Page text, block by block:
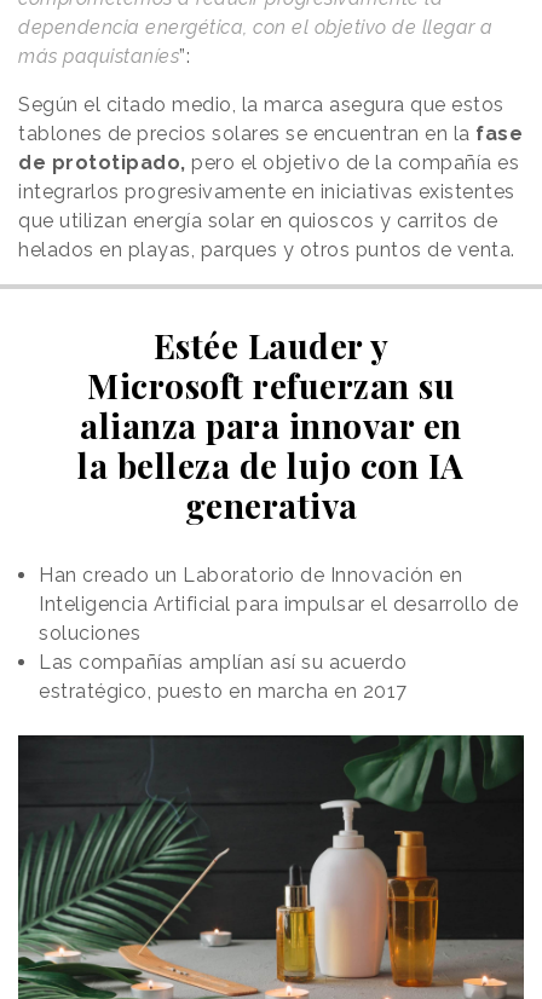
dependencia energética, con el objetivo de llegar a
más paquistaníes”:
Según el citado medio, la marca asegura que estos
tablones de precios solares se encuentran en la fase
de prototipado, pero el objetivo de la compañía es
integrarlos progresivamente en iniciativas existentes
que utilizan energía solar en quioscos y carritos de
helados en playas, parques y otros puntos de venta.
Estée Lauder y
Microsoft refuerzan su
alianza para innovar en
la belleza de lujo con IA
generativa
Han creado un Laboratorio de Innovación en
Inteligencia Artificial para impulsar el desarrollo de
soluciones
Las compañías amplían así su acuerdo
estratégico, puesto en marcha en 2017